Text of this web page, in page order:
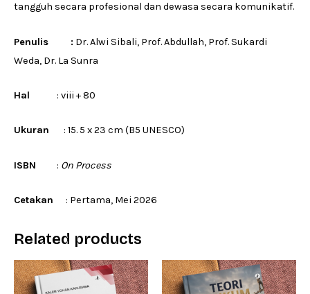
tangguh secara profesional dan dewasa secara komunikatif.
Penulis : Dr. Alwi Sibali, Prof. Abdullah, Prof. Sukardi
Weda, Dr. La Sunra
Hal : viii + 80
Ukuran : 15. 5 x 23 cm (B5 UNESCO)
ISBN : On Process
Cetakan : Pertama, Mei 2026
Related products